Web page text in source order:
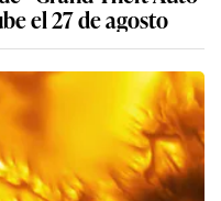
el 27 de agosto